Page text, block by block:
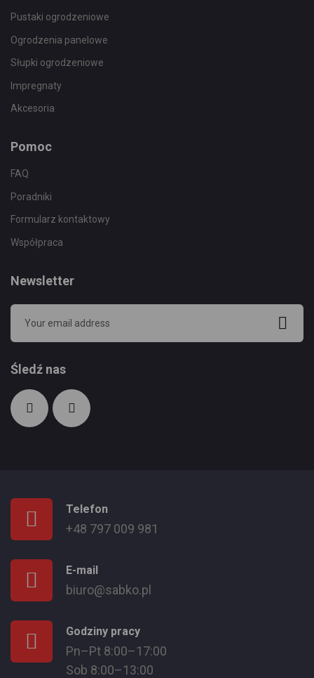
Pustaki ogrodzeniowe
Ogrodzenia panelowe
Słupki ogrodzeniowe
Impregnaty
Akcesoria
Pomoc
FAQ
Poradniki
Formularz kontaktowy
Współpraca
Newsletter
Śledź nas
Telefon
+48 797 009 981
E-mail
biuro@sabko.pl
Godziny pracy
Pn–Pt 8:00–17:00
Sob 8:00–13:00